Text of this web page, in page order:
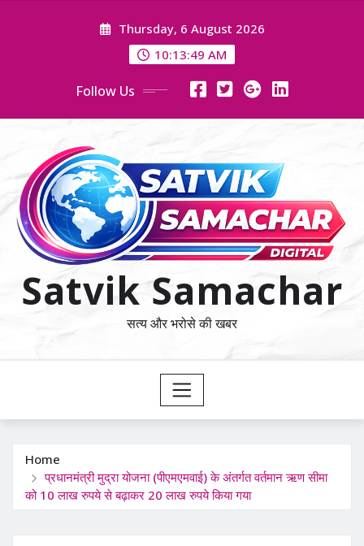
Thursday, 6 August 2026
10:13:51 AM
Follow Us
Satvik Samachar
सत्य और भरोसे की खबर
Home
प्रधानमंत्री मुद्रा योजना (पीएमएमवाई) के अंतर्गत वर्तमान ऋण सीमा
को 10 लाख रुपये से बढ़ाकर 20 लाख रुपये किया गया